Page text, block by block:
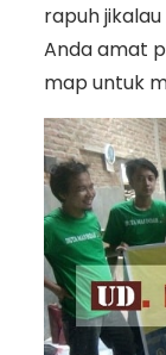
rapuh
Anda amat
map untuk